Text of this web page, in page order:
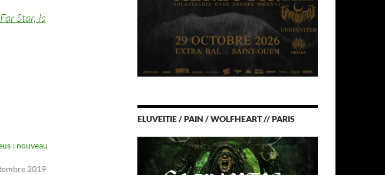
Star, Is
: nouveau
2019
ELUVEITIE / PAIN / WOLFHEART // PARIS